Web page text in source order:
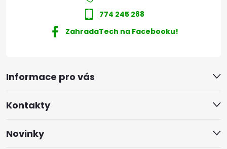
Informace pro vás
Kontakty
Novinky
774 245 288
ZahradaTech na Facebooku!